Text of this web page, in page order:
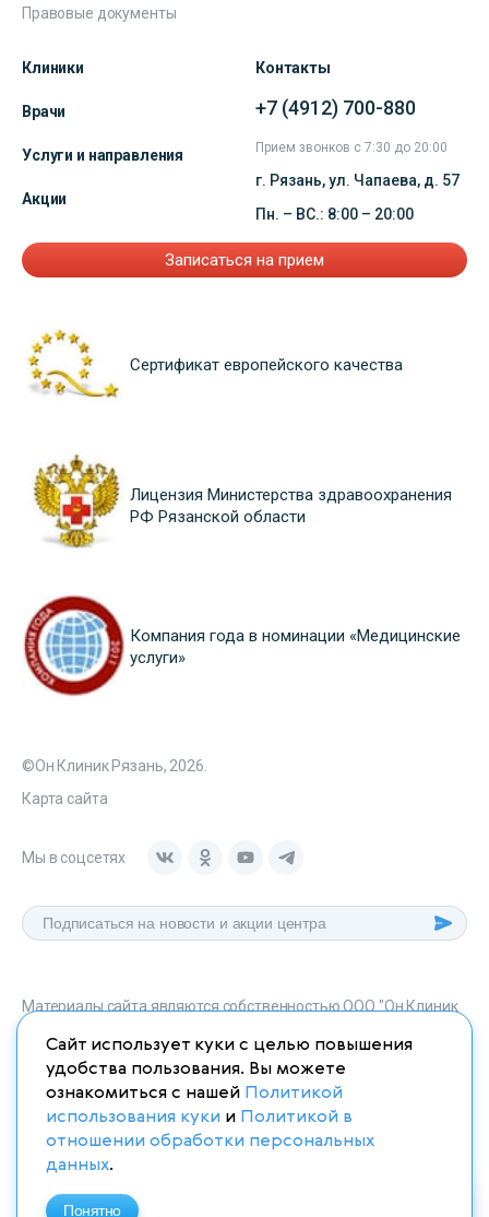
Правовые документы
Клиники
Врачи
Услуги и направления
Акции
Контакты
+7 (4912) 700-880
Прием звонков с 7:30 до 20:00
г. Рязань, ул. Чапаева, д. 57
Пн. – ВС.: 8:00 – 20:00
Записаться на прием
Сертификат европейского качества
Лицензия Министерства здравоохранения
РФ Рязанской области
Компания года в номинации «Медицинские
услуги»
©Он Клиник Рязань, 2026.
Карта сайта
Мы в соцсетях
Материалы сайта являются собственностью ООО "Он Клиник
onclinic-ryazan.ru запрещено в соответствии со статьей 1259
ГК. РФ.
ИМЕЮТСЯ ПРОТИВОПОКАЗАНИЯ. НЕОБХОДИМО
Сайт использует куки с целью повышения
удобства пользования. Вы можете
ознакомиться с нашей Политикой
использования куки и Политикой в
отношении обработки персональных
данных.
Понятно